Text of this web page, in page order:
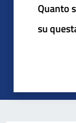
Quanto
su